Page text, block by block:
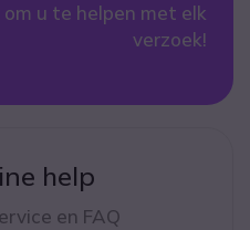
om u te helpen met elk
verzoek!
help
en FAQ